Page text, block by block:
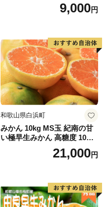
9,000円
和歌山県白浜町
みかん 10kg MS玉 紀南の甘
い極早生みかん 高糖度 10月
以降発送 マルチ被覆栽培
21,000円